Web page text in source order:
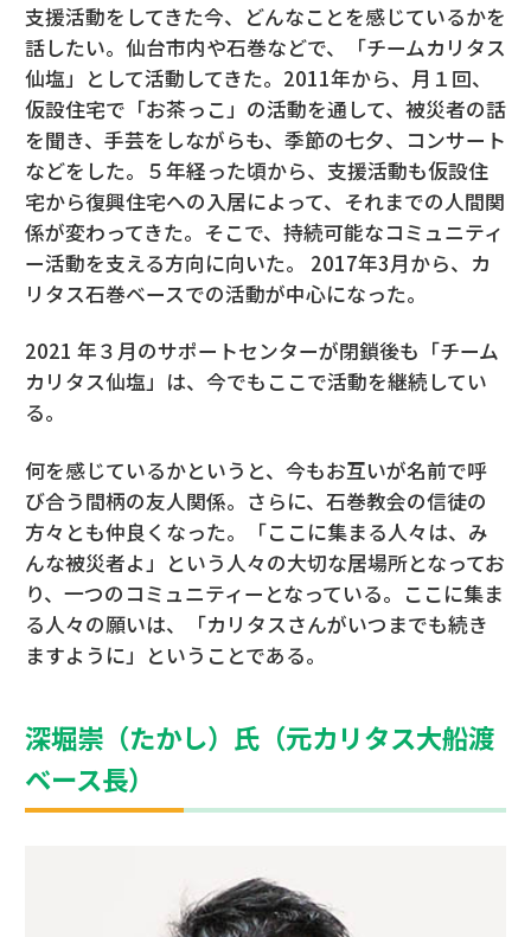
支援活動をしてきた今、どんなことを感じているかを
話したい。仙台市内や石巻などで、「チームカリタス
仙塩」として活動してきた。2011年から、月１回、
仮設住宅で「お茶っこ」の活動を通して、被災者の話
を聞き、手芸をしながらも、季節の七夕、コンサート
などをした。５年経った頃から、支援活動も仮設住
宅から復興住宅への入居によって、それまでの人間関
係が変わってきた。そこで、持続可能なコミュニティ
ー活動を支える方向に向いた。 2017年3月から、カ
リタス石巻ベースでの活動が中心になった。
2021 年３月のサポートセンターが閉鎖後も「チーム
カリタス仙塩」は、今でもここで活動を継続してい
る。
何を感じているかというと、今もお互いが名前で呼
び合う間柄の友人関係。さらに、石巻教会の信徒の
方々とも仲良くなった。「ここに集まる人々は、み
んな被災者よ」という人々の大切な居場所となってお
り、一つのコミュニティーとなっている。ここに集ま
る人々の願いは、「カリタスさんがいつまでも続き
ますように」ということである。
深堀崇（たかし）氏（元カリタス大船渡
ベース長）